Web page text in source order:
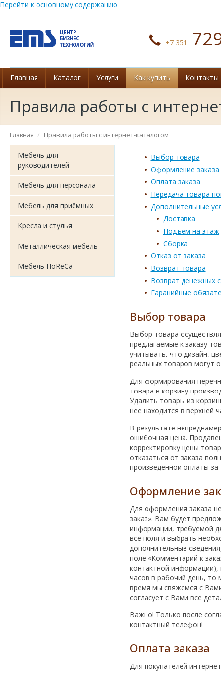
Перейти к основному содержанию
+7 351
Главная Каталог Услуги Как купить Контакты
Правила работы с
Главная Правила работы с интернет-каталогом
Мебель для
руководителей
Мебель для персонала
Мебель для приёмных
Кресла и стулья
Металлическая мебель
Мебель HoReCa
Выбор товара
Оформление заказа
Оплата заказа
Передача товара
Дополнительные
Доставка
Подъем на этаж
Сборка
Отказ от заказа
Возврат товара
Возврат денежных
Гаранийные
Выбор товара
Выбор товара
предлагаемые к заказу
учитывать, что дизайн,
реальных товаров могут
Для формирования
товара в корзину
Удалить товары из
нее находится в верхней
В результате
ошибочная цена.
корректировку цены
отказаться от заказа
произведенной оплаты
Оформление
Для оформления заказа
заказ». Вам будет
информации, требуемой
все поля и выбрать
дополнительные
поле «Комментарий к
контактной информации),
часов в рабочий день, то
время мы свяжемся с
согласует с Вами все
Важно! Только после
контактный телефон!
Оплата заказа
Для покупателей